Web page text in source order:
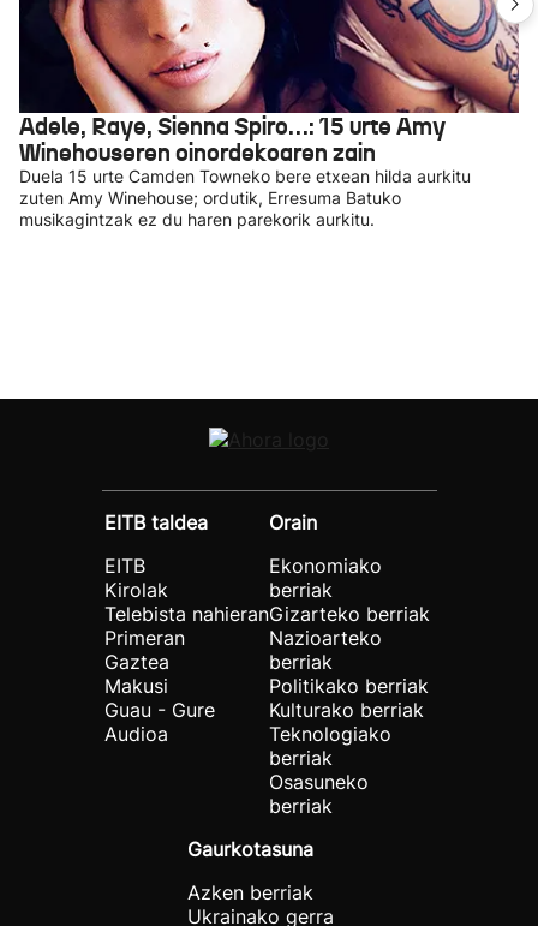
Adele, Raye, Sienna Spiro…: 15 urte Amy
Winehouseren oinordekoaren zain
Duela 15 urte Camden Towneko bere etxean hilda aurkitu
zuten Amy Winehouse; ordutik, Erresuma Batuko
musikagintzak ez du haren parekorik aurkitu.
EITB taldea
EITB
Kirolak
Telebista nahieran
Primeran
Gaztea
Makusi
Guau - Gure
Audioa
Orain
Ekonomiako
berriak
Gizarteko berriak
Nazioarteko
berriak
Politikako berriak
Kulturako berriak
Teknologiako
berriak
Osasuneko
berriak
Gaurkotasuna
Azken berriak
Ukrainako gerra